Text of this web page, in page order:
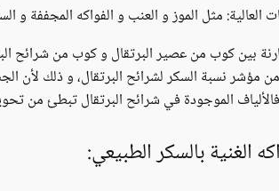
العالية: مثل الموز و العنب و الفواكه المجففة
من مؤشر نسبة السكر لشرائح البرتقال، و ذلك
الموجودة في شرائح البرتقال تبطئ من
الغنية بالسكر الطبيعي: